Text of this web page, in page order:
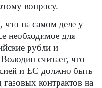
вопросу.
что на самом деле у
необходимое для
рубли и
считает, что
и ЕС должно быть
контрактов на